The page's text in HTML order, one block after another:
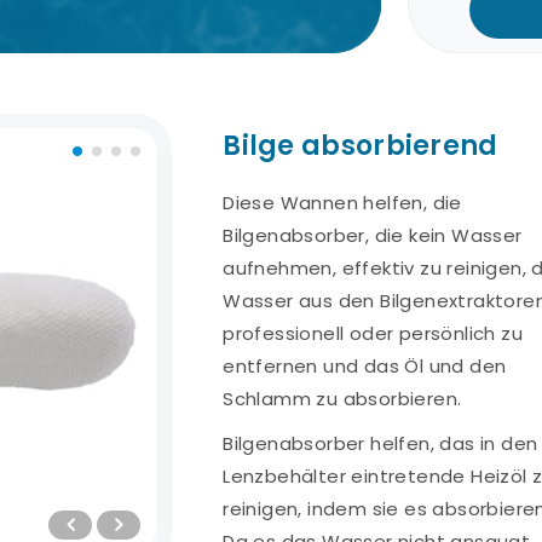
Bilge absorbierend
Diese Wannen helfen, die
Bilgenabsorber, die kein Wasser
aufnehmen, effektiv zu reinigen,
Wasser aus den
professionell oder persönlich zu
entfernen und das Öl und den
Schlamm zu absorbieren.
Bilgenabsorber helfen, das in den
Lenzbehälter eintretende Heizöl
reinigen, indem sie es
Versandservice
Mit den schnellsten
sind
in kurzer Zeit an Ihrer
Adresse.
Support-Hotline
Sie können rund um die
Uhr Unterstützung von
unserem Expertenteam
erhalten.
Sie